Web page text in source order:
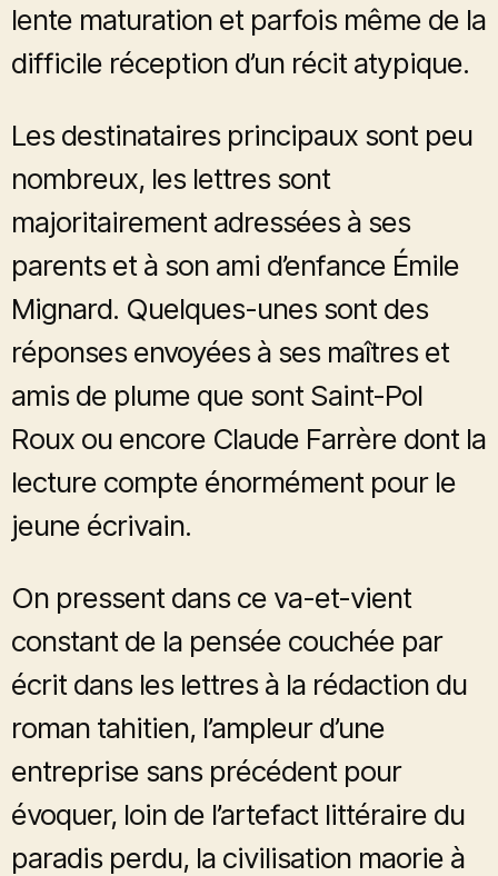
lente maturation et parfois même de la
difficile réception d’un récit atypique.
Les destinataires principaux sont peu
nombreux, les lettres sont
majoritairement adressées à ses
parents et à son ami d’enfance Émile
Mignard. Quelques-unes sont des
réponses envoyées à ses maîtres et
amis de plume que sont Saint-Pol
Roux ou encore Claude Farrère dont la
lecture compte énormément pour le
jeune écrivain.
On pressent dans ce va-et-vient
constant de la pensée couchée par
écrit dans les lettres à la rédaction du
roman tahitien, l’ampleur d’une
entreprise sans précédent pour
évoquer, loin de l’artefact littéraire du
paradis perdu, la civilisation maorie à